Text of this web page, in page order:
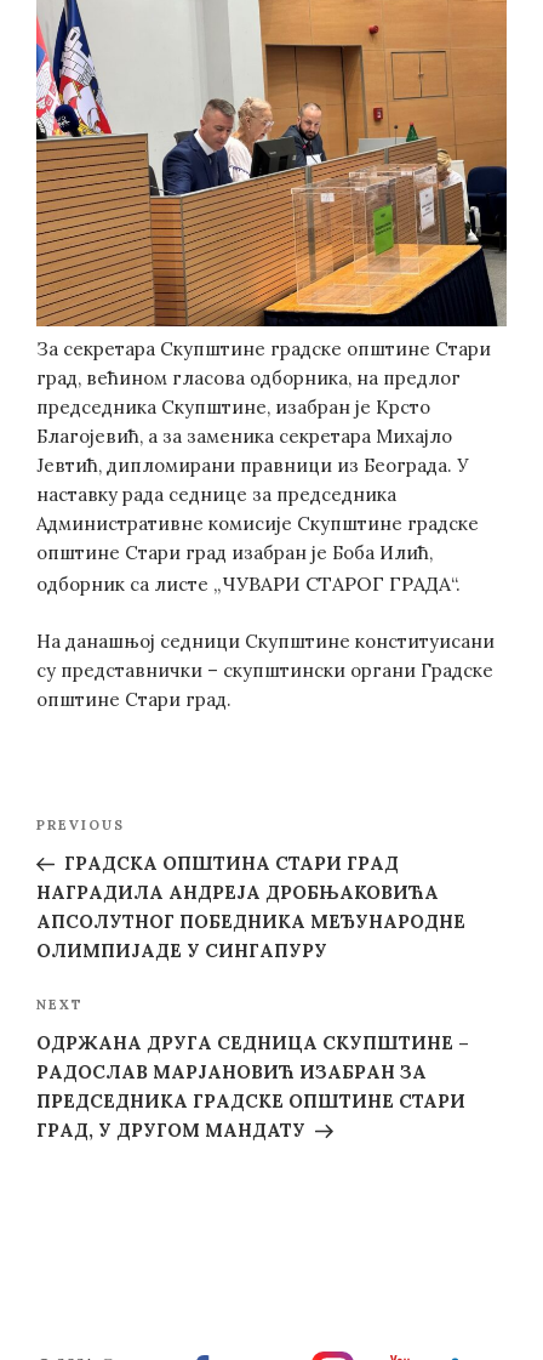
За секретара Скупштине градске општине Стари
град, већином гласова одборника, на предлог
председника Скупштине, изабран је Крсто
Благојевић, а за заменика секретара Михајло
Јевтић, дипломирани правници из Београда. У
наставку рада седнице за председника
Административне комисије Скупштине градске
општине Стари град изабран је Боба Илић,
одборник са листе „ЧУВАРИ СТАРОГ ГРАДА“.
На данашњој седници Скупштине конституисани
су представнички – скупштински органи Градске
општине Стари град.
Post
Previous
Post
PREVIOUS
ГРАДСКА ОПШТИНА СТАРИ ГРАД
НАГРАДИЛА АНДРЕЈА ДРОБЊАКОВИЋА
АПСОЛУТНОГ ПОБЕДНИКА МЕЂУНАРОДНЕ
ОЛИМПИЈАДЕ У СИНГАПУРУ
Next
Post
NEXT
ОДРЖАНА ДРУГА СЕДНИЦА СКУПШТИНЕ –
РАДОСЛАВ МАРЈАНОВИЋ ИЗАБРАН ЗА
ПРЕДСЕДНИКА ГРАДСКЕ ОПШТИНЕ СТАРИ
ГРАД, У ДРУГОМ МАНДАТУ